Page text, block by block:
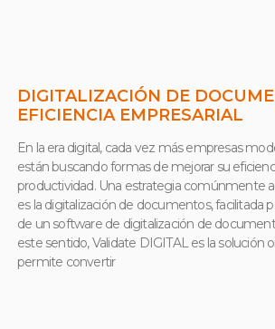
DIGITALIZACIÓN DE
EFICIENCIA EMPRESARIAL
En la era digital, cada vez más empresas
están buscando formas de mejorar su
productividad. Una estrategia comúnmente
es la digitalización de documentos, facilitada
de un software de digitalización de
este sentido, Validate DIGITAL es la solución
permite convertir